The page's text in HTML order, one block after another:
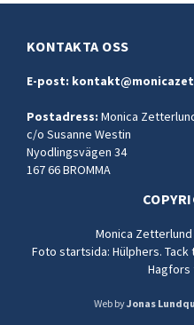
KONTAKTA OSS
E-post:
Postadress: Monica
c/o Susanne Westin
Nyodlingsvägen 34
167 66 BROMMA
Monica
Foto startsida: Hülphers. Tack
Hagfors
Web byJonas